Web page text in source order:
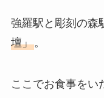
強羅駅と彫刻の森
壇」。
ここでお食事をい